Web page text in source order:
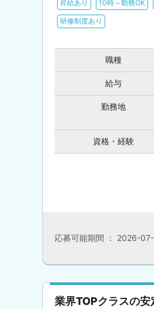
昇給あり 10時～勤務OK
研修制度あり
職種
給与
勤務地
資格・経験
応募可能期間 ： 2026-
業界TOPクラスの